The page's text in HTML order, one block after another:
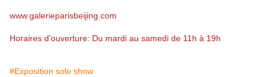
www.galerieparisbeijing.com
Horaires d'ouverture: Du mardi au samedi de 11h à 19h
#Exposition solo show